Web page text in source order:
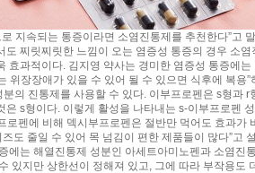
지속되는 통증이라면 소염진통제를 추천한다”고
도 찌릿찌릿한 느낌이 오는 염증성 통증의 경우 소
효과적이다. 김지영 약사는 경미한 염증성 통증에
위장장애가 있을 수 있어 될 수 있으면 식후에 복용
의 진통제를 사용할 수 있다. 이부프로펜은 s형과 r
s형이다. 이렇게 활성을 나타내는 s-이부프로펜
로펜에 비해 덱시부프로펜은 절반만 먹어도 효과가
도 줄일 수 있어 목 넘김이 편한 제품들이 많다”고
에는 해열진통제 성분인 아세트아미노펜과 소염진
있지만 상한선이 정해져 있고, 그에 따라 부작용도